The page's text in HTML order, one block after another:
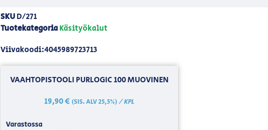
SKUD/271
TuotekategoriaKäsityökalut
Viivakoodi:4045989723713
VAAHTOPISTOOLI PURLOGIC 100 MUOVINEN
19,90€ (SIS. ALV 25,5%)/ KPL
Varastossa